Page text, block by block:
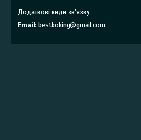
Email bestboking@gmail.com